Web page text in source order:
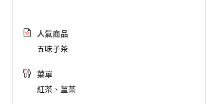
人氣商品
五味子茶
菜單
紅茶、薑茶